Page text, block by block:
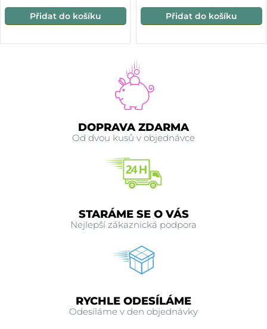
Přidat do košíku Přidat do košíku
DOPRAVA ZDARMA
Od dvou kusů v objednávce
STARÁME SE O VÁS
Nejlepší zákaznická podpora
RYCHLE ODESÍLÁME
Odesíláme v den objednávky